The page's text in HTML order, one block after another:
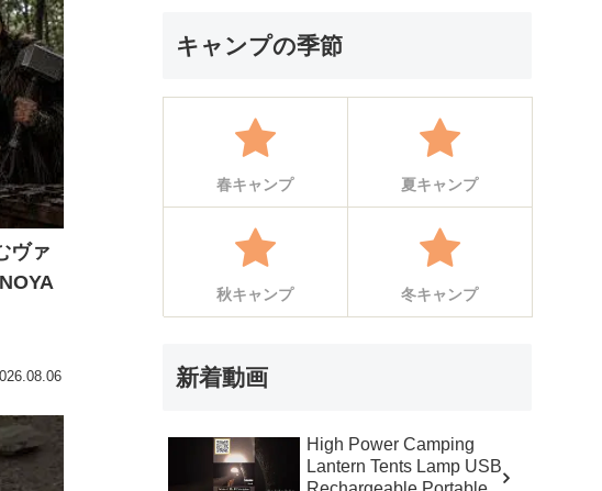
ヴァ
キャンプの季節
春キャンプ 夏キャンプ
秋キャンプ 冬キャンプ
新着動画
High Power Camping
Lantern Tents Lamp USB